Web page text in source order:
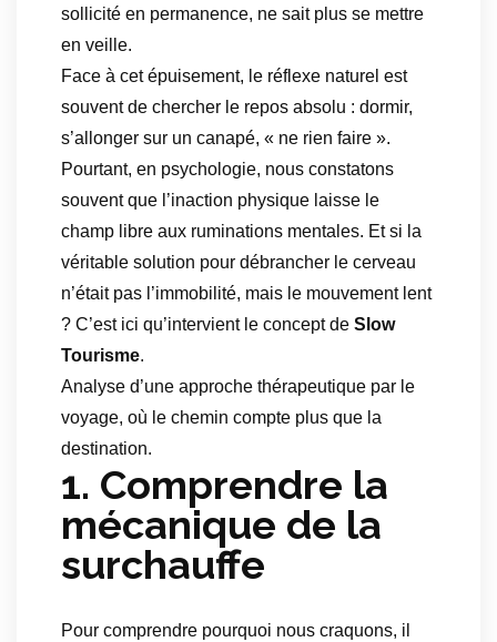
sollicité en permanence, ne sait plus se mettre
en veille.
Face à cet épuisement, le réflexe naturel est
souvent de chercher le repos absolu : dormir,
s’allonger sur un canapé, « ne rien faire ».
Pourtant, en psychologie, nous constatons
souvent que l’inaction physique laisse le
champ libre aux ruminations mentales. Et si la
véritable solution pour débrancher le cerveau
n’était pas l’immobilité, mais le mouvement lent
? C’est ici qu’intervient le concept de Slow
Tourisme.
Analyse d’une approche thérapeutique par le
voyage, où le chemin compte plus que la
destination.
1. Comprendre la
mécanique de la
surchauffe
Pour comprendre pourquoi nous craquons, il